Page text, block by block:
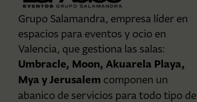
Grupo Salamandra, empresa líder en
espacios para eventos y ocio en
Valencia, que gestiona las salas:
Umbracle, Moon, Akuarela Playa,
Mya y Jerusalem componen un
abanico de servicios para todo tipo de